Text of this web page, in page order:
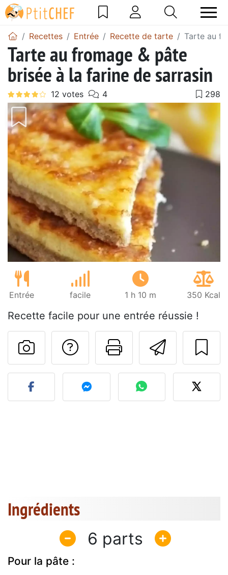
Recettes Entrée Recette de tarte Tarte au
Tarte au fromage & pâte
brisée à la farine de sarrasin
Entrée facile 1 h 10 m 350 Kcal
Recette facile pour une entrée réussie !
Imprimer
Poser une
Publier votre photo de
Ingrédients
6
Pour la pâte :